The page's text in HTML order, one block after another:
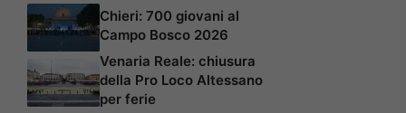
Chieri: 700 giovani al
Campo Bosco 2026
Venaria Reale: chiusura
della Pro Loco Altessano
per ferie